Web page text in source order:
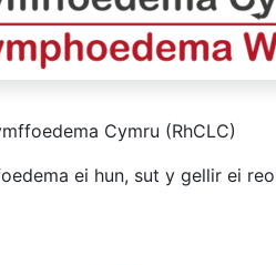
Cymru (RhCLC)
ei hun, sut y gellir ei